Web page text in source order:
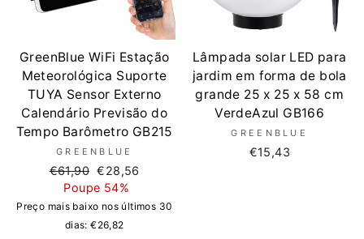
GreenBlue WiFi Estação
Meteorológica Suporte
TUYA Sensor Externo
Calendário Previsão do
Tempo Barômetro GB215
GREENBLUE
Preço
normal
€61,90 Preço
de
saldo
€28,56
Poupe 54%
Preço mais baixo nos últimos 30
dias:€26,82
Lâmpada solar LED para
jardim em forma de bola
grande 25 x 25 x 58 cm
VerdeAzul GB166
GREENBLUE
€15,43